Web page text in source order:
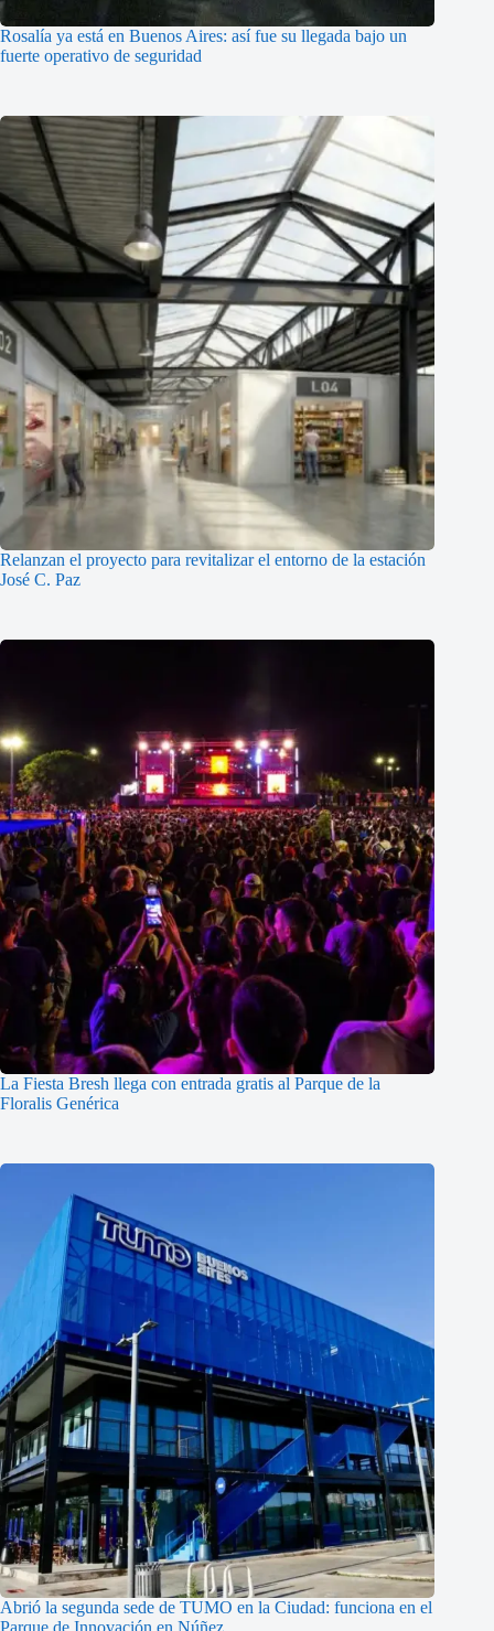
Rosalía ya está en Buenos Aires: así fue su llegada bajo un
fuerte operativo de seguridad
Relanzan el proyecto para revitalizar el entorno de la estación
José C. Paz
La Fiesta Bresh llega con entrada gratis al Parque de la
Floralis Genérica
Abrió la segunda sede de TUMO en la Ciudad: funciona en el